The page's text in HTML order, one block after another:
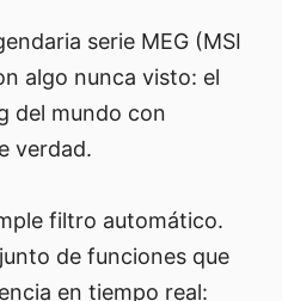
serie MEG (MSI
algo nunca visto: el
del mundo con
verdad.
filtro automático.
de funciones que
en tiempo real: